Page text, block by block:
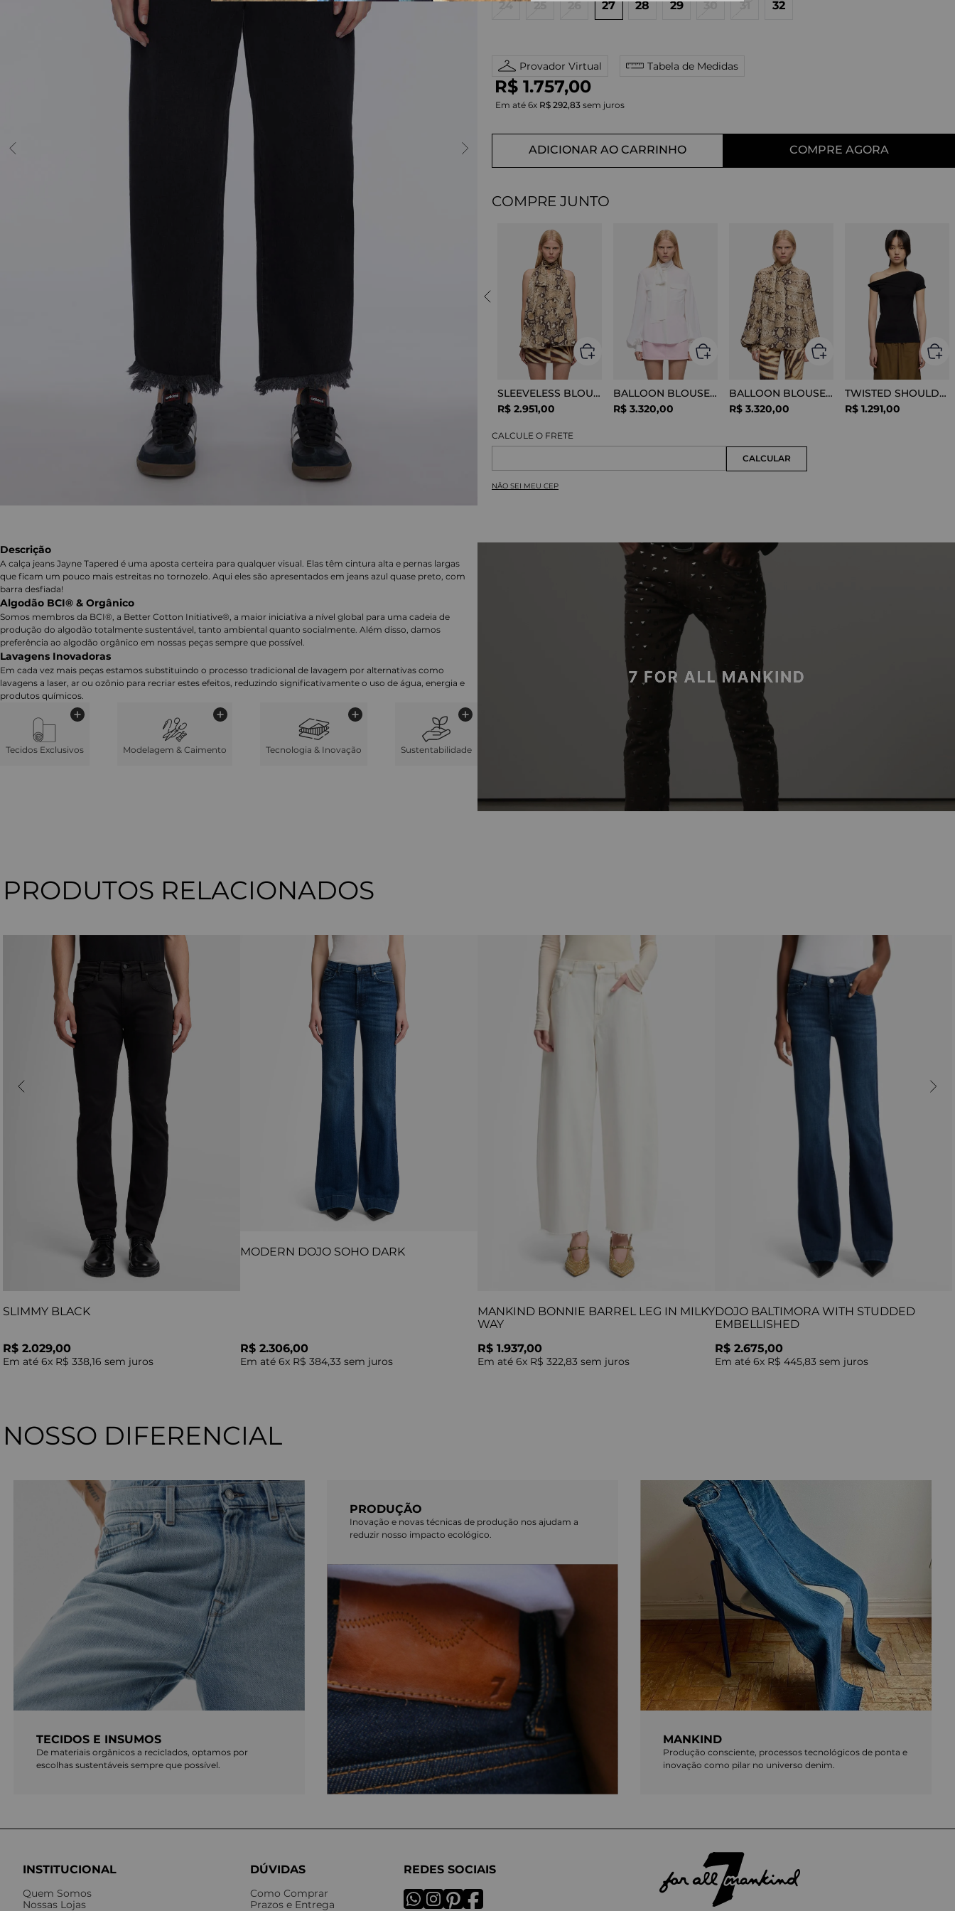
24 25 26 27 28 29 30 31 32
Provador Virtual Tabela de Medidas
R$ 1.757,00
Em até 6x R$ 292,83 sem juros
ADICIONAR AO CARRINHO COMPRE AGORA
COMPRE JUNTO
SLEEVELESS BLOUSE VISCOSE SNAKE
R$ 2.951,00
BALLOON BLOUSE SILK OPTICAL WHITE
R$ 3.320,00
BALLOON BLOUSE VISCOSE SNAKE
R$ 3.320,00
TWISTED SHOULDER TEE LYOCELL BLACK
R$ 1.291,00
NÃO SEI MEU CEP
Descrição
A calça jeans Jayne Tapered é uma aposta certeira para qualquer visual. Elas têm cintura alta e pernas largas
que ficam um pouco mais estreitas no tornozelo. Aqui eles são apresentados em jeans azul quase preto, com
barra desfiada!
Algodão BCI® & Orgânico
Somos membros da BCI®, a Better Cotton Initiative®, a maior iniciativa a nível global para uma cadeia de
produção do algodão totalmente sustentável, tanto ambiental quanto socialmente. Além disso, damos
preferência ao algodão orgânico em nossas peças sempre que possível.
Lavagens Inovadoras
Em cada vez mais peças estamos substituindo o processo tradicional de lavagem por alternativas como
lavagens a laser, ar ou ozônio para recriar estes efeitos, reduzindo significativamente o uso de água, energia e
produtos químicos.
Tecidos Exclusivos Modelagem & Caimento Tecnologia & Inovação Sustentabilidade
PRODUTOS RELACIONADOS
SLIMMY BLACK
R$ 2.029,00
Em até 6x R$ 338,16 sem juros
MODERN DOJO SOHO DARK
R$ 2.306,00
Em até 6x R$ 384,33 sem juros
MANKIND BONNIE BARREL LEG IN MILKY
WAY
R$ 1.937,00
Em até 6x R$ 322,83 sem juros
DOJO BALTIMORA WITH STUDDED
EMBELLISHED
R$ 2.675,00
Em até 6x R$ 445,83 sem juros
NOSSO DIFERENCIAL
TECIDOS E INSUMOS
De materiais orgânicos a reciclados, optamos por
escolhas sustentáveis sempre que possível.
PRODUÇÃO
Inovação e novas técnicas de produção nos ajudam a
reduzir nosso impacto ecológico.
MANKIND
Produção consciente, processos tecnológicos de ponta e
inovação como pilar no universo denim.
INSTITUCIONAL
Quem Somos
Nossas Lojas
DÚVIDAS
Como Comprar
Prazos e Entrega
REDES SOCIAIS